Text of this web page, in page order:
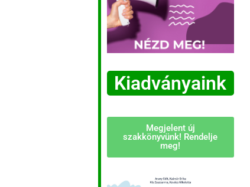
Kiadványaink
Megjelent új
szakkönyvünk! Rendelje
meg!